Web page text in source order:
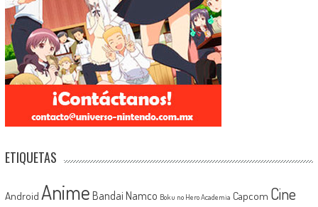
ETIQUETAS
Android Anime Bandai Namco Boku no Hero Academia Capcom Cine